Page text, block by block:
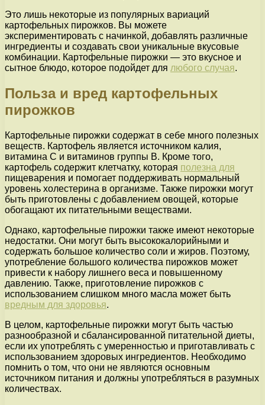
Это лишь некоторые из популярных вариаций
картофельных пирожков. Вы можете
экспериментировать с начинкой, добавлять различные
ингредиенты и создавать свои уникальные вкусовые
комбинации. Картофельные пирожки — это вкусное и
сытное блюдо, которое подойдет для любого случая.
Польза и вред картофельных
пирожков
Картофельные пирожки содержат в себе много полезных
веществ. Картофель является источником калия,
витамина С и витаминов группы В. Кроме того,
картофель содержит клетчатку, которая полезна для
пищеварения и помогает поддерживать нормальный
уровень холестерина в организме. Также пирожки могут
быть приготовлены с добавлением овощей, которые
обогащают их питательными веществами.
Однако, картофельные пирожки также имеют некоторые
недостатки. Они могут быть высококалорийными и
содержать большое количество соли и жиров. Поэтому,
употребление большого количества пирожков может
привести к набору лишнего веса и повышенному
давлению. Также, приготовление пирожков с
использованием слишком много масла может быть
вредным для здоровья.
В целом, картофельные пирожки могут быть частью
разнообразной и сбалансированной питательной диеты,
если их употреблять с умеренностью и приготавливать с
использованием здоровых ингредиентов. Необходимо
помнить о том, что они не являются основным
источником питания и должны употребляться в разумных
количествах.